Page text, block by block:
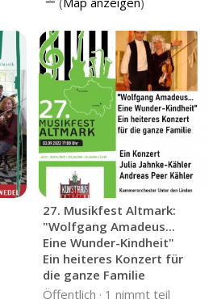
27. Musikfest Altmark:
"Wolfgang Amadeus...
Eine Wunder-Kindheit"
Ein heiteres Konzert für
die ganze Familie
Öffentlich · 1 nimmt teil